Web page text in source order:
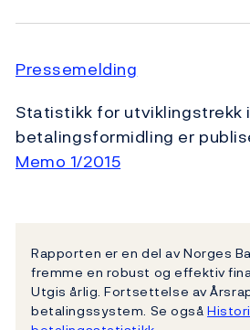
Pressemelding
Statistikk for utviklingstrekk
betalingsformidling er
Memo 1/2015
Rapporten er en del av Norges
fremme en robust og effektiv
Utgis årlig. Fortsettelse av
betalingssystem. Se også